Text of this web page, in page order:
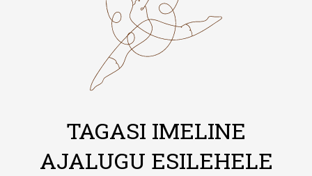
TAGASI IMELINE
AJALUGU ESILEHELE